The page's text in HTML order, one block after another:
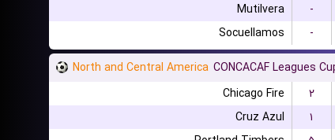
Mutilvera
-
Socuellamos
-
North and Central America CONCACAF Leagues
Chicago Fire
۲
Cruz Azul
۱